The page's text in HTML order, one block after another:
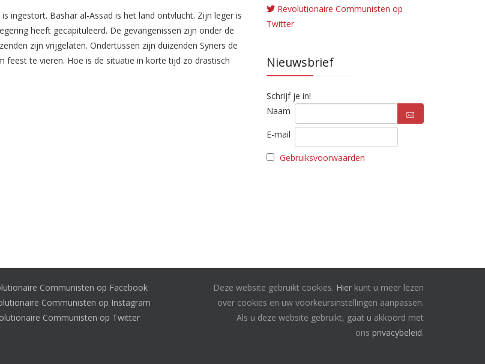
ingestort. Bashar al-Assad is het land ontvlucht. Zijn leger is
heeft gecapituleerd. De gevangenissen zijn onder de
zijn vrijgelaten. Ondertussen zijn duizenden Syriërs de
feest te vieren. Hoe is de situatie in korte tijd zo drastisch
Revolutionaire Communisten op
Twitter
Nieuwsbrief
Schrijf je in!
Naam
E-mail
Gebruiksvoorwaarden
Communisten op Facebook
Communisten op Instagram
Communisten op Twitter
Deze website gebruikt cookies. Hier kunt u meer lezen
over cookies en uw voorkeursinstellingen aanpassen.
Als u deze website gebruikt, gaat u akkoord met
ons privacybeleid.